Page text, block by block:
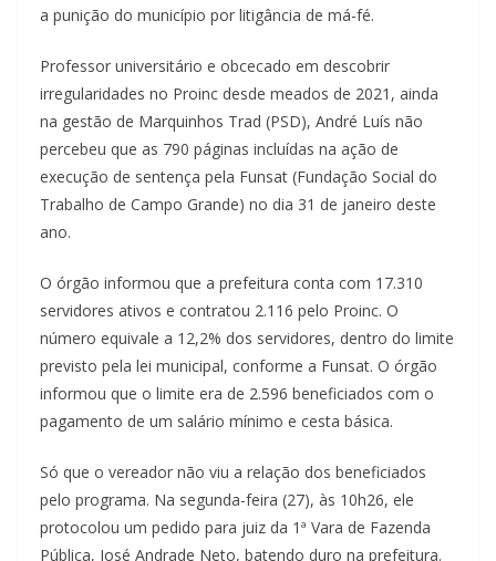
a punição do município por litigância de má-fé.
Professor universitário e obcecado em descobrir
irregularidades no Proinc desde meados de 2021, ainda
na gestão de Marquinhos Trad (PSD), André Luís não
percebeu que as 790 páginas incluídas na ação de
execução de sentença pela Funsat (Fundação Social do
Trabalho de Campo Grande) no dia 31 de janeiro deste
ano.
O órgão informou que a prefeitura conta com 17.310
servidores ativos e contratou 2.116 pelo Proinc. O
número equivale a 12,2% dos servidores, dentro do limite
previsto pela lei municipal, conforme a Funsat. O órgão
informou que o limite era de 2.596 beneficiados com o
pagamento de um salário mínimo e cesta básica.
Só que o vereador não viu a relação dos beneficiados
pelo programa. Na segunda-feira (27), às 10h26, ele
protocolou um pedido para juiz da 1ª Vara de Fazenda
Pública, José Andrade Neto, batendo duro na prefeitura.